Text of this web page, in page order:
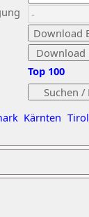
Kärnten Tirol
Top 100